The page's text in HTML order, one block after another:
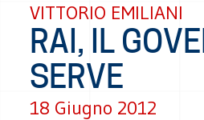
VITTORIO EMILIANI
RAI, IL
SERVE
18 Giugno 2012